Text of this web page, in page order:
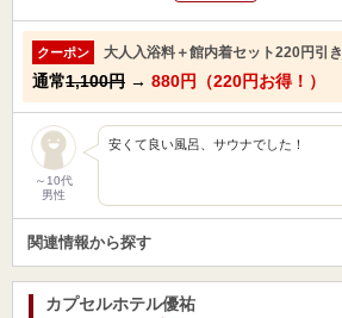
クーポン 大人入浴料＋館内着セット220円引き
通常1,100円 → 880円（220円お得！）
～10代
男性
安くて良い風呂、サウナでした！
関連情報から探す
カプセルホテル優祐